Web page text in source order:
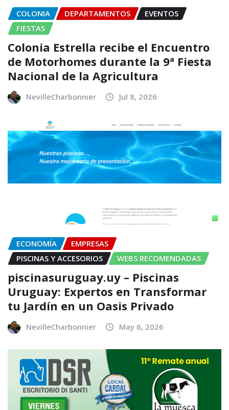
COLONIA DEPARTAMENTOS
EVENTOS
FIESTAS
Colonia Estrella recibe el Encuentro
de Motorhomes durante la 9ª Fiesta
Nacional de la Agricultura
NevilleCharbonnier Jul 8, 2026
ECONOMÍA
EMPRESAS
PISCINAS Y ACCESORIOS
WEBS RECOMENDADAS
piscinasuruguay.uy – Piscinas
Uruguay: Expertos en Transformar
tu Jardín en un Oasis Privado
NevilleCharbonnier May 6, 2026